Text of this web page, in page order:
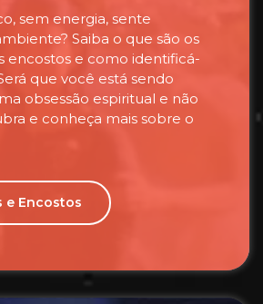
sem energia, sente
Saiba o que são os
encostos e como identificá-
que você está sendo
obsessão espiritual e não
e conheça mais sobre o
e Encostos